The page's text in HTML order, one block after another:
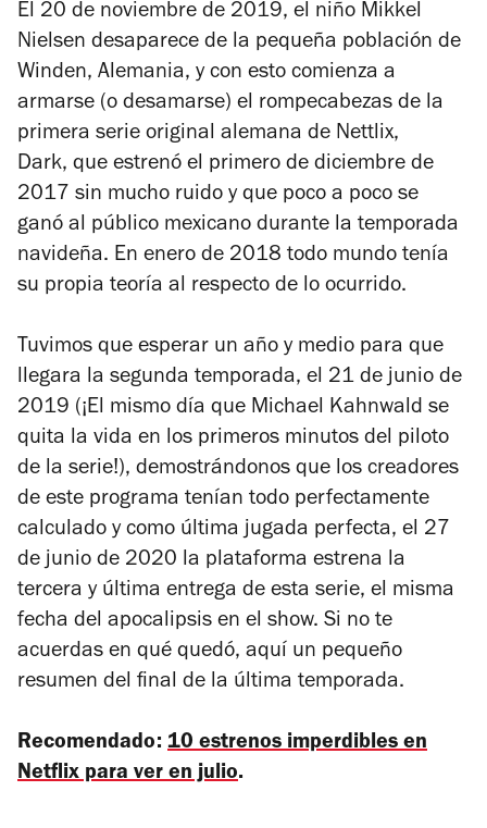
El 20 de noviembre de 2019, el niño Mikkel
Nielsen desaparece de la pequeña población de
Winden, Alemania, y con esto comienza a
armarse (o desamarse) el rompecabezas de la
primera serie original alemana de Nettlix,
Dark, que estrenó el primero de diciembre de
2017 sin mucho ruido y que poco a poco se
ganó al público mexicano durante la temporada
navideña. En enero de 2018 todo mundo tenía
su propia teoría al respecto de lo ocurrido.
Tuvimos que esperar un año y medio para que
llegara la segunda temporada, el 21 de junio de
2019 (¡El mismo día que Michael Kahnwald se
quita la vida en los primeros minutos del piloto
de la serie!), demostrándonos que los creadores
de este programa tenían todo perfectamente
calculado y como última jugada perfecta, el 27
de junio de 2020 la plataforma estrena la
tercera y última entrega de esta serie, el misma
fecha del apocalipsis en el show. Si no te
acuerdas en qué quedó, aquí un pequeño
resumen del final de la última temporada.
Recomendado: 10 estrenos imperdibles en
Netflix para ver en julio.